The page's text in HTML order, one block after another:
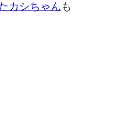
カシちゃん も